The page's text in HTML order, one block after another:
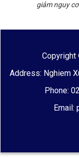
giảm nguy
Copyright
Address: Nghiem
Phone:
Email: